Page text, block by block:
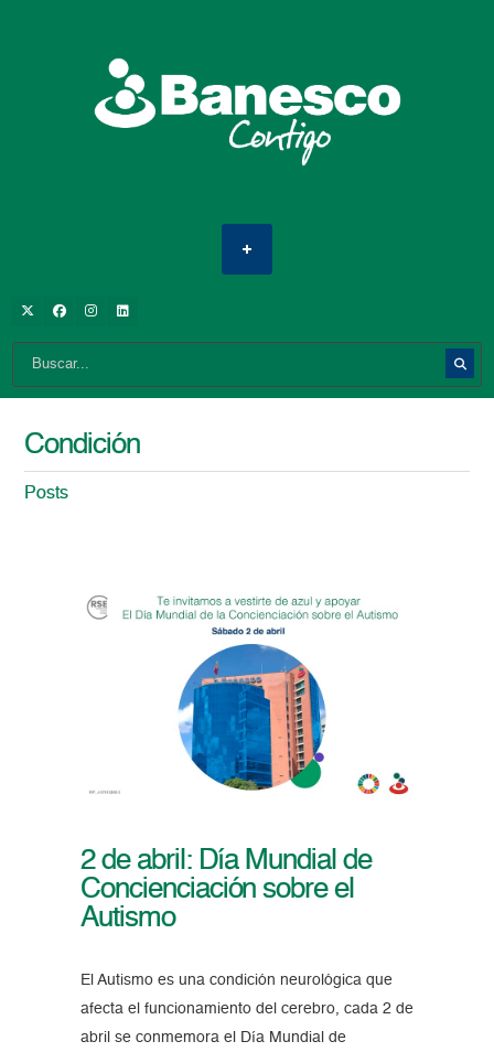
Condición
Posts
2 de abril: Día Mundial de
Concienciación sobre el
Autismo
El Autismo es una condición neurológica que
afecta el funcionamiento del cerebro, cada 2 de
abril se conmemora el Día Mundial de